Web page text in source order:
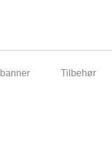
Tilbehør